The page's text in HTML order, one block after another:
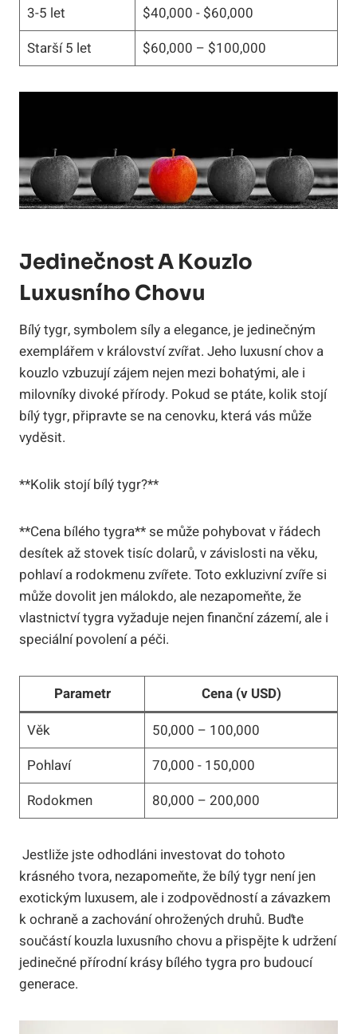
3-5 let
$40,000 ⁢- $60,000
Starší 5 let
$60,000 – $100,000
Jedinečnost A Kouzlo
Luxusního ⁤chovu
Bílý tygr, symbolem síly a elegance, je jedinečným
exemplářem v království zvířat. Jeho luxusní chov a
kouzlo vzbuzují zájem nejen mezi bohatými, ale i
milovníky divoké ⁤přírody. Pokud se‍ ptáte, kolik‍ stojí
bílý tygr, připravte se na cenovku, která vás může​
vyděsit.
**Kolik stojí⁣ bílý tygr?** ‌
**Cena bílého tygra** se může ⁣pohybovat v řádech
desítek až stovek tisíc dolarů, v závislosti ​na věku,​
pohlaví a rodokmenu zvířete. Toto exkluzivní zvíře si
může dovolit jen ‍málokdo, ⁢ale nezapomeňte, že
vlastnictví tygra vyžaduje nejen finanční zázemí,‍ ale i
speciální povolení a péči.
Parametr
Cena (v USD)
Věk
50,000 – 100,000
Pohlaví
70,000 ⁤- 150,000
Rodokmen
80,000 – ⁤200,000
⁢ Jestliže jste odhodláni investovat do tohoto
krásného tvora, nezapomeňte, že bílý tygr není jen
exotickým luxusem, ale i zodpovědností a závazkem
k ochraně a zachování ohrožených druhů. Buďte
součástí kouzla luxusního chovu a přispějte k​ udržení
jedinečné přírodní krásy bílého tygra pro budoucí
generace.